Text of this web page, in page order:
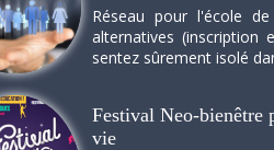
Réseau pour l'école
alternatives (inscription
sentez sûrement isolé
Festival Neo-bienêtre
vie